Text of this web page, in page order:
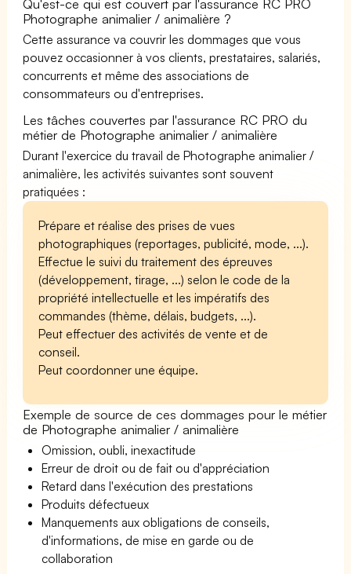
Qu'est-ce qui est couvert par l'assurance RC PRO
Photographe animalier / animalière ?
Cette assurance va couvrir les dommages que vous
pouvez occasionner à vos clients, prestataires, salariés,
concurrents et même des associations de
consommateurs ou d'entreprises.
Les tâches couvertes par l'assurance RC PRO du
métier de Photographe animalier / animalière
Durant l'exercice du travail de Photographe animalier /
animalière, les activités suivantes sont souvent
pratiquées :
Prépare et réalise des prises de vues
photographiques (reportages, publicité, mode, ...).
Effectue le suivi du traitement des épreuves
(développement, tirage, ...) selon le code de la
propriété intellectuelle et les impératifs des
commandes (thème, délais, budgets, ...).
Peut effectuer des activités de vente et de
conseil.
Peut coordonner une équipe.
Exemple de source de ces dommages pour le métier
de Photographe animalier / animalière
Omission, oubli, inexactitude
Erreur de droit ou de fait ou d'appréciation
Retard dans l'exécution des prestations
Produits défectueux
Manquements aux obligations de conseils,
d'informations, de mise en garde ou de
collaboration